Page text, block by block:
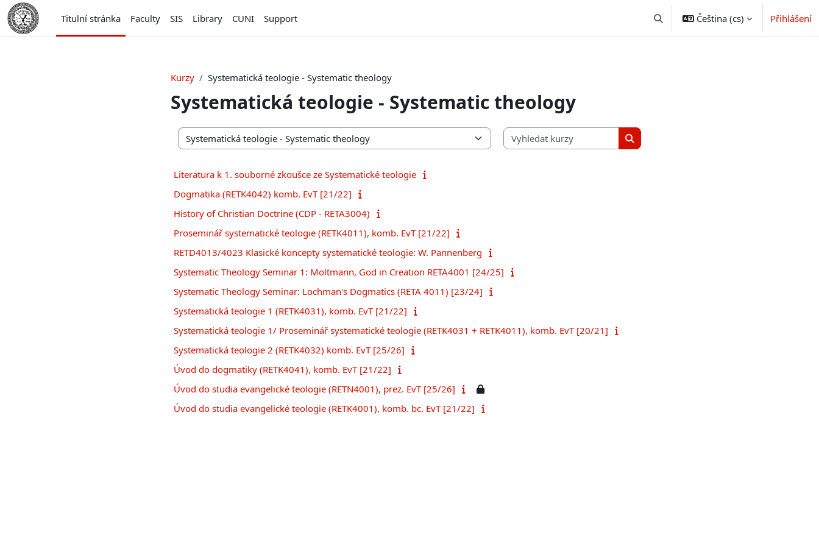
Přejít k hlavnímu obsahu
Titulní stránka
Faculty SIS Library CUNI Support Přepnout vyhledávání
Čeština ‎(cs)‎ Přihlášení
Kurzy Systematická teologie - Systematic theology
Systematická teologie - Systematic theology
Kategorie kurzů
Vyhledat kurzy
Vyhledat kurzy
Literatura k 1. souborné zkoušce ze Systematické teologie
Dogmatika (RETK4042) komb. EvT [21/22]
History of Christian Doctrine (CDP - RETA3004)
Proseminář systematické teologie (RETK4011), komb. EvT [21/22]
RETD4013/4023 Klasické koncepty systematické teologie: W. Pannenberg
Systematic Theology Seminar 1: Moltmann, God in Creation RETA4001 [24/25]
Systematic Theology Seminar: Lochman's Dogmatics (RETA 4011) [23/24]
Systematická teologie 1 (RETK4031), komb. EvT [21/22]
Systematická teologie 1/ Proseminář systematické teologie (RETK4031 + RETK4011), komb. EvT [20/21]
Systematická teologie 2 (RETK4032) komb. EvT [25/26]
Úvod do dogmatiky (RETK4041), komb. EvT [21/22]
Úvod do studia evangelické teologie (RETN4001), prez. EvT [25/26]
Úvod do studia evangelické teologie (RETK4001), komb. bc. EvT [21/22]